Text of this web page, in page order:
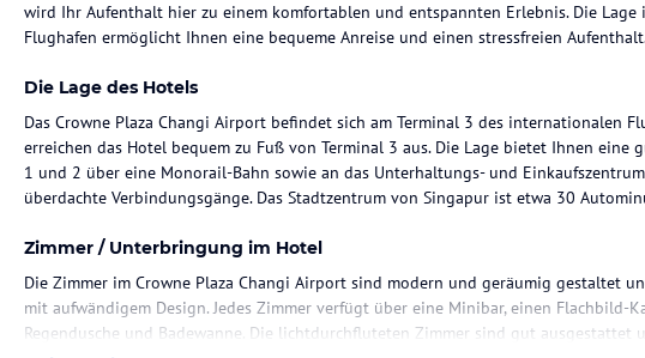
wird Ihr Aufenthalt hier zu einem komfortablen und entspannten Erlebnis. Die
Flughafen ermöglicht Ihnen eine bequeme Anreise und einen stressfreien
Die Lage des Hotels
Das Crowne Plaza Changi Airport befindet sich am Terminal 3 des internationalen
erreichen das Hotel bequem zu Fuß von Terminal 3 aus. Die Lage bietet Ihnen eine
1 und 2 über eine Monorail-Bahn sowie an das Unterhaltungs- und
überdachte Verbindungsgänge. Das Stadtzentrum von Singapur ist etwa 30
Zimmer / Unterbringung im Hotel
Die Zimmer im Crowne Plaza Changi Airport sind modern und geräumig gestaltet
mit aufwändigem Design. Jedes Zimmer verfügt über eine Minibar, einen Flachbild-
Regendusche und Badewanne. Die lichtdurchfluteten Zimmer sind gut ausgestattet